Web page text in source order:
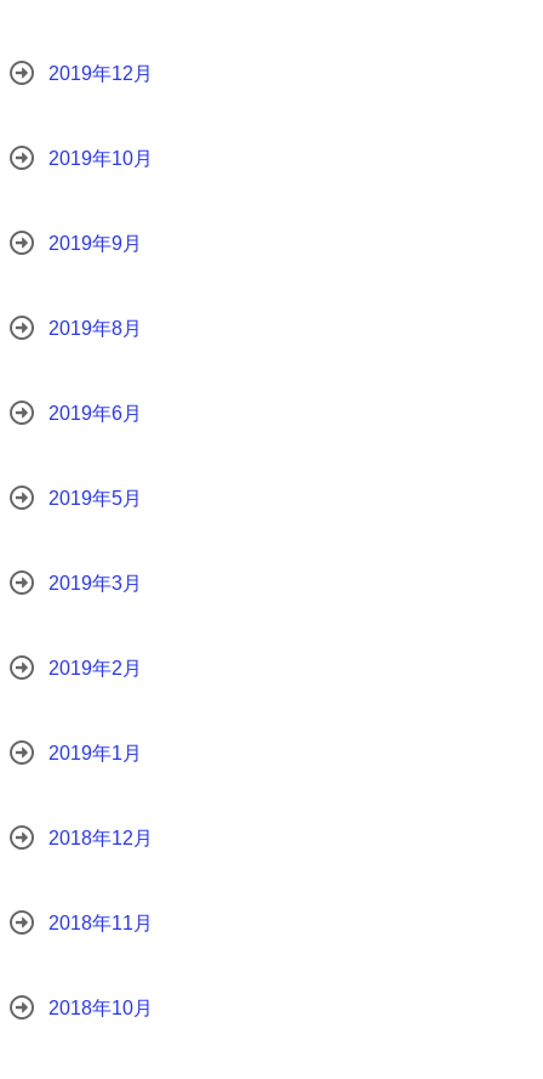
2019年12月
2019年10月
2019年9月
2019年8月
2019年6月
2019年5月
2019年3月
2019年2月
2019年1月
2018年12月
2018年11月
2018年10月